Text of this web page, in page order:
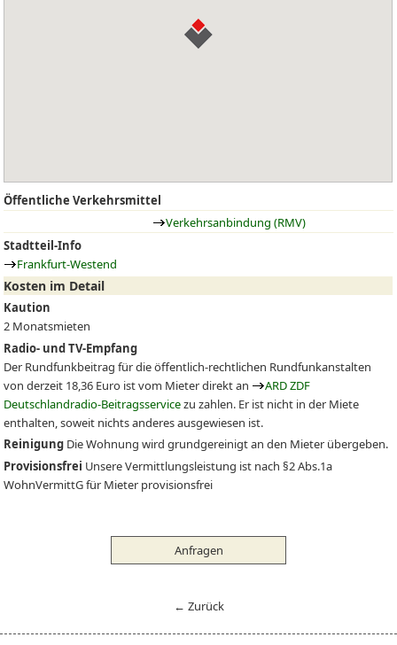
Öffentliche Verkehrsmittel
Verkehrsanbindung (RMV)
Stadtteil-Info
Frankfurt-Westend
Kosten im Detail
Kaution
2 Monatsmieten
Radio- und TV-Empfang
Der Rundfunkbeitrag für die öffentlich-rechtlichen Rundfunkanstalten
von derzeit 18,36 Euro ist vom Mieter direkt an
ARD ZDF
Deutschlandradio-Beitragsservicezu zahlen. Er ist nicht in der Miete
enthalten, soweit nichts anderes ausgewiesen ist.
Reinigung Die Wohnung wird grundgereinigt an den Mieter übergeben.
Provisionsfrei Unsere Vermittlungsleistung ist nach §2 Abs.1a
WohnVermittG für Mieter provisionsfrei
Anfragen
← Zurück